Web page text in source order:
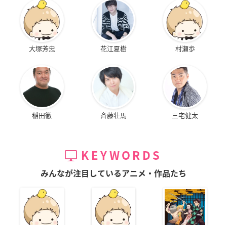
大塚芳忠 花江夏樹 村瀬歩
稲田徹 斉藤壮馬 三宅健太
KEYWORDS
みんなが注目しているアニメ・作品たち